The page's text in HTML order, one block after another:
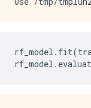
rf_model . fit(
rf_model .